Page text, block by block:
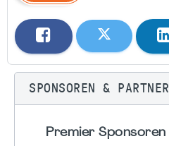
SPONSOREN & PARTNER
Premier Sponsoren